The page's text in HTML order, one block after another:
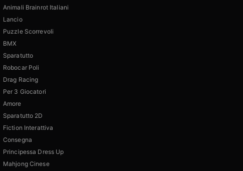
Animali Brainrot Italiani
Lancio
Puzzle Scorrevoli
BMX
Sparatutto
Robocar Poli
Drag Racing
Per 3 Giocatori
Amore
Sparatutto 2D
Fiction Interattiva
Consegna
Principessa Dress Up
Mahjong Cinese